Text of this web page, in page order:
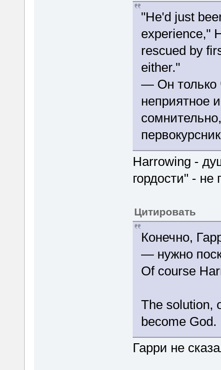
"He'd just
experience,"
rescued by
either."
— Он только
неприятное
Harrowing -
гордости" - не
Цитировать
Конечно,
— нужно
Of course
The solution,
become God.
Гарри не